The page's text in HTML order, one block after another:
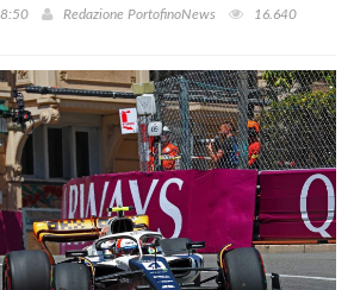
Redazione PortofinoNews 16.640